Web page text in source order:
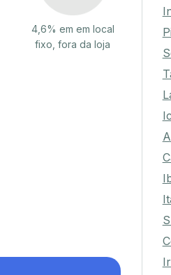
4,6% em em local
fixo, fora da loja